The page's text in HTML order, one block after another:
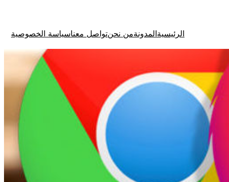
الرئيسية المدونةمن نحنتواصل معناسياسة الخصوصية